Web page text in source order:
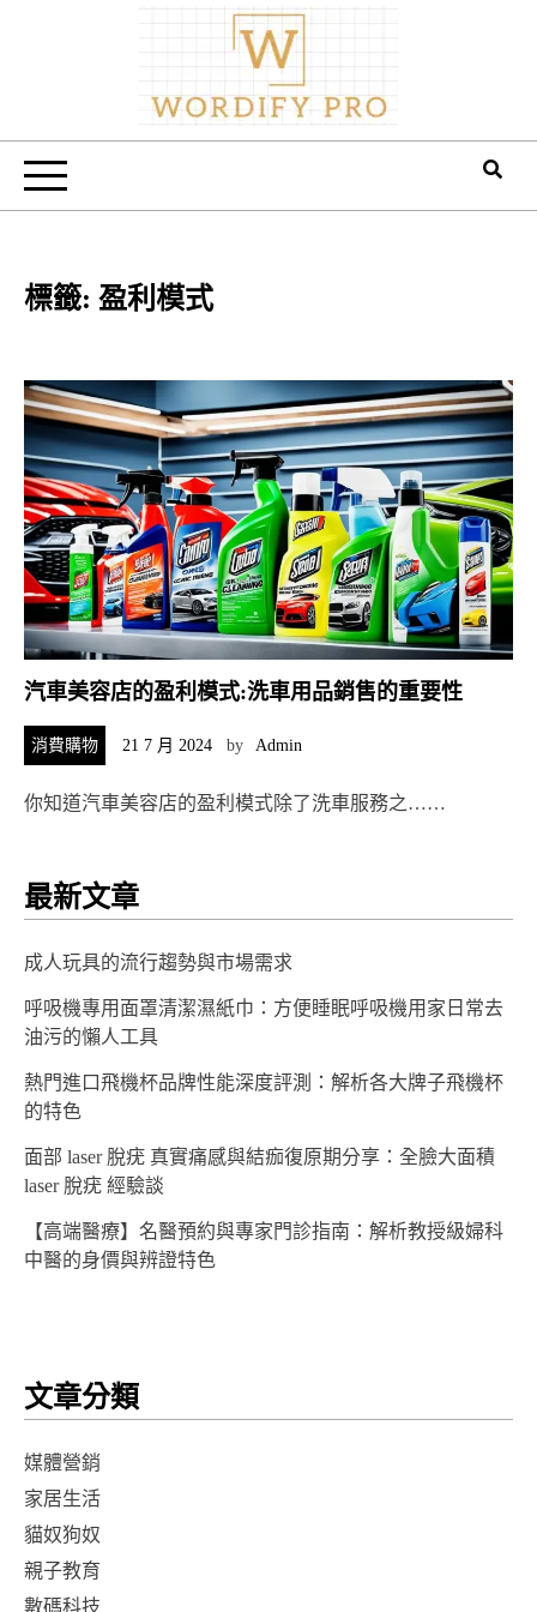
Wordify Pro
標籤: 盈利模式
汽車美容店的盈利模式:洗車用品銷售的重要性
消費購物 21 7 月 2024 by Admin
你知道汽車美容店的盈利模式除了洗車服務之……
最新文章
成人玩具的流行趨勢與市場需求
呼吸機專用面罩清潔濕紙巾：方便睡眠呼吸機用家日常去
油污的懶人工具
熱門進口飛機杯品牌性能深度評測：解析各大牌子飛機杯
的特色
面部 laser 脫疣 真實痛感與結痂復原期分享：全臉大面積
laser 脫疣 經驗談
【高端醫療】名醫預約與專家門診指南：解析教授級婦科
中醫的身價與辨證特色
文章分類
媒體營銷
家居生活
貓奴狗奴
親子教育
數碼科技